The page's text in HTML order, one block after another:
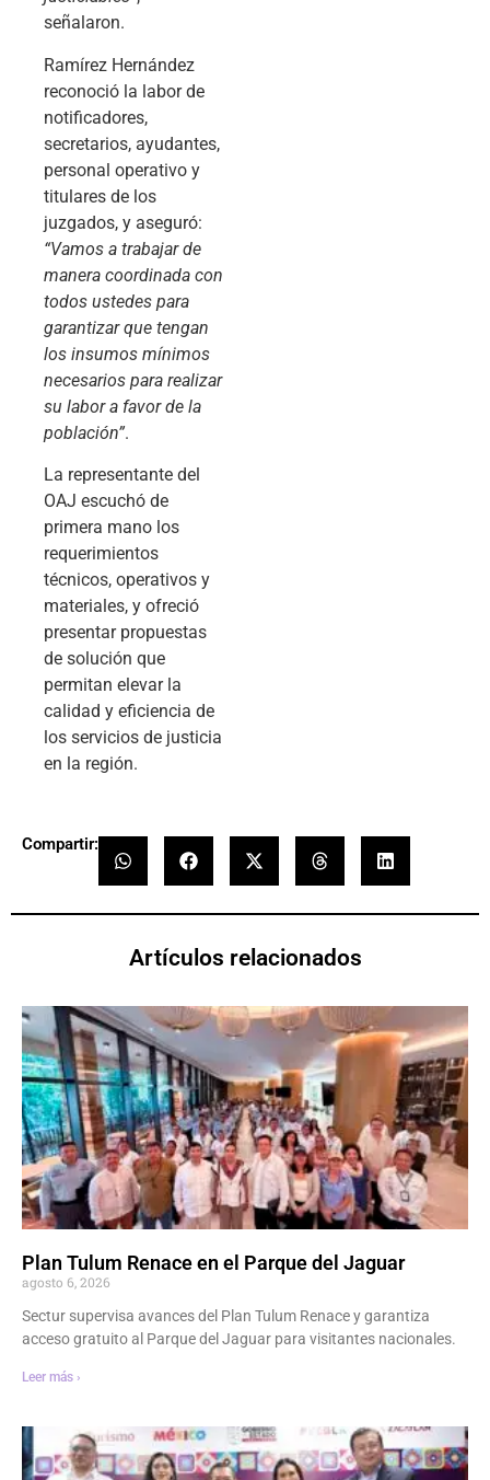
señalaron.
Ramírez Hernández
reconoció la labor de
notificadores,
secretarios, ayudantes,
personal operativo y
titulares de los
juzgados, y aseguró:
“Vamos a trabajar de
manera coordinada con
todos ustedes para
garantizar que tengan
los insumos mínimos
necesarios para realizar
su labor a favor de la
población”.
La representante del
OAJ escuchó de
primera mano los
requerimientos
técnicos, operativos y
materiales, y ofreció
presentar propuestas
de solución que
permitan elevar la
calidad y eficiencia de
los servicios de justicia
en la región.
Compartir:
Artículos relacionados
Plan Tulum Renace en el Parque del Jaguar
agosto 6, 2026
Sectur supervisa avances del Plan Tulum Renace y garantiza
acceso gratuito al Parque del Jaguar para visitantes nacionales.
Leer más ›